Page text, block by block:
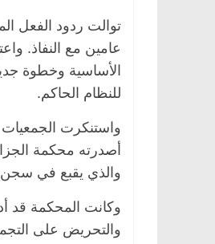
توالت ردود الفعل
عامين مع النفاذ.
الأساسية وخطوة
للنظام الحاكم.
واستنكرت الجمعيات
والذي يقبع في سجن
وكانت المحكمة قد
والتحريض على